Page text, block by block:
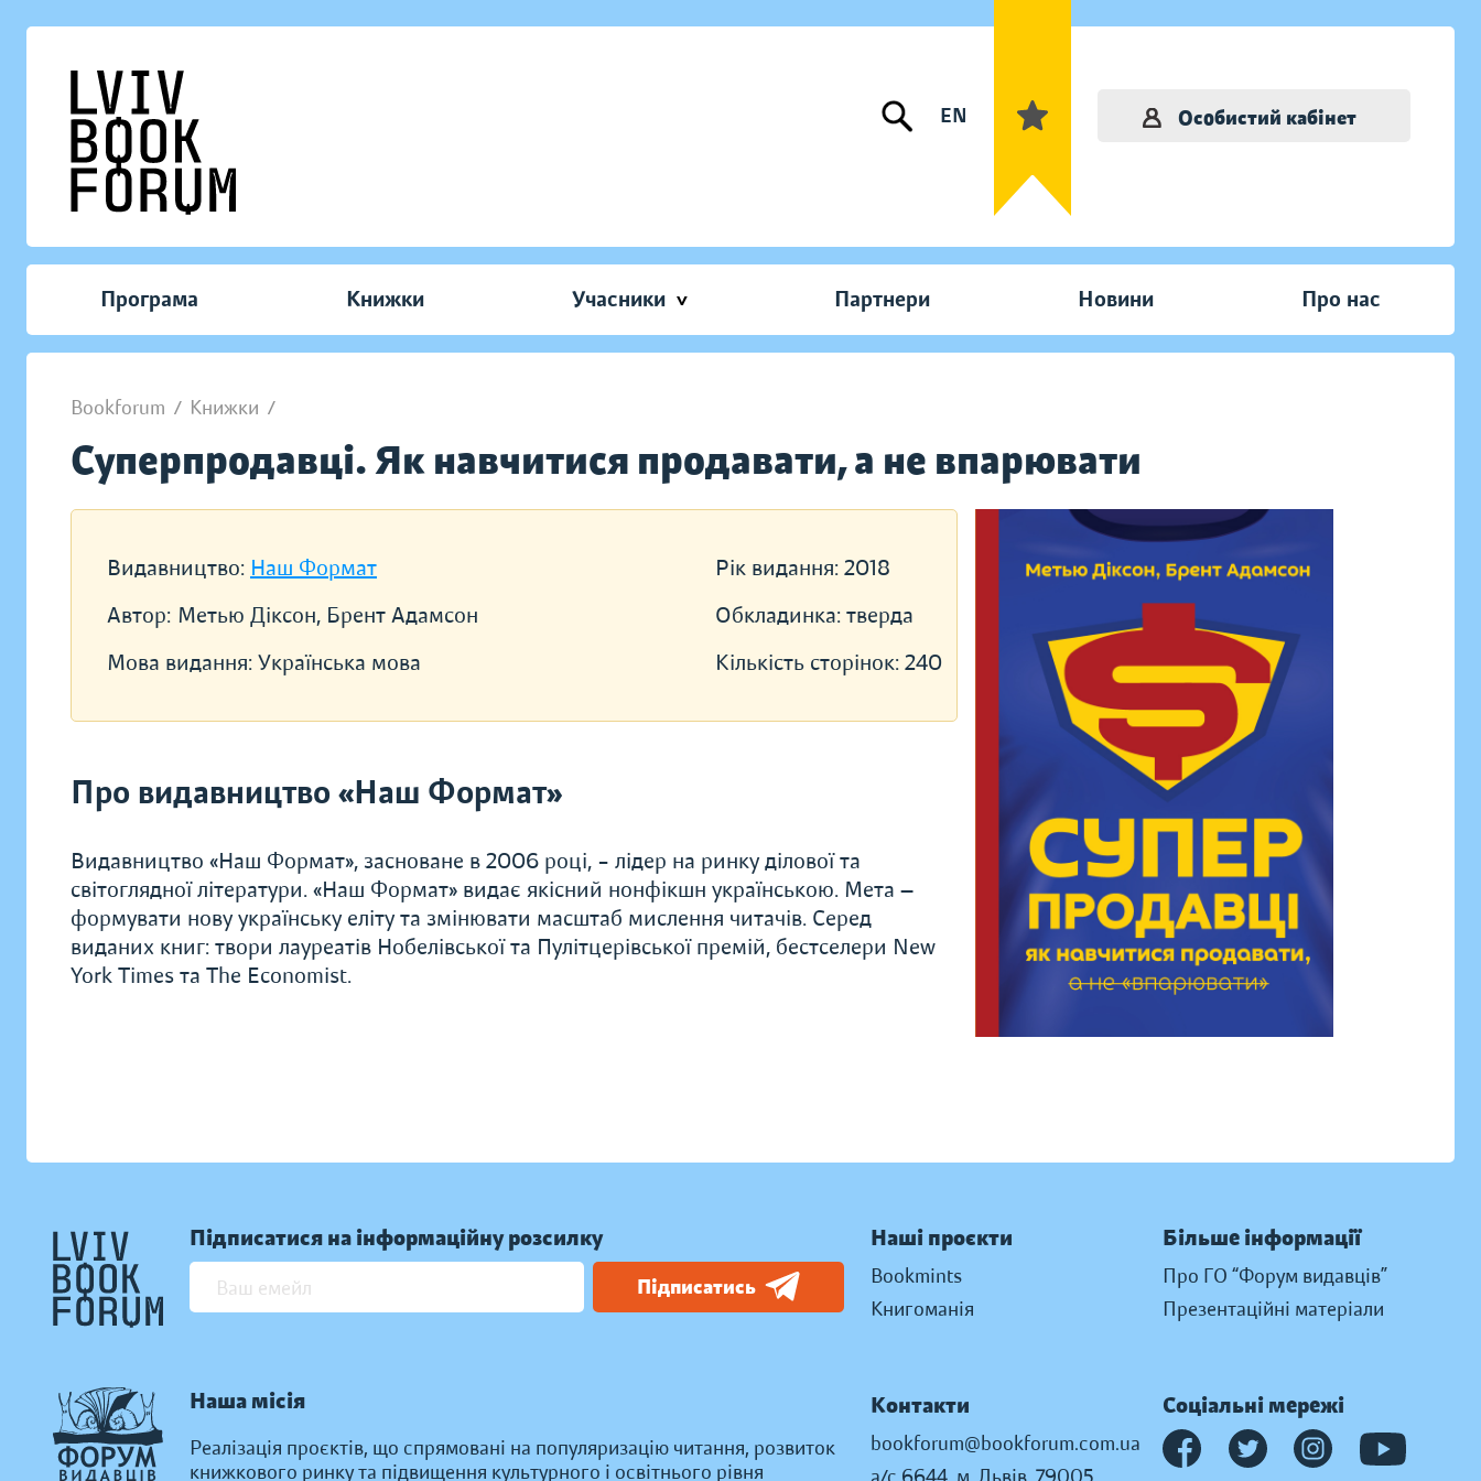
EN Особистий кабінет
Програма Книжки Учасники Партнери Новини Про нас
Bookforum / Книжки /
Суперпродавці. Як навчитися продавати, а не впарювати
Видавництво: Наш Формат
Автор: Метью Діксон, Брент Адамсон
Мова видання: Українська мова
Рік видання: 2018
Обкладинка: тверда
Кількість сторінок: 240
Про видавництво «Наш Формат»
Видавництво «Наш Формат», засноване в 2006 році, – лідер на ринку ділової та
світоглядної літератури. «Наш Формат» видає якісний нонфікшн українською. Мета —
формувати нову українську еліту та змінювати масштаб мислення читачів. Серед
виданих книг: твори лауреатів Нобелівської та Пулітцерівської премій, бестселери New
York Times та The Economist.
Підписатися на інформаційну розсилку
Підписатись
Наша місія
Реалізація проєктів, що спрямовані на популяризацію читання, розвиток
книжкового ринку та підвищення культурного і освітнього рівня
Наші проєкти
Bookmints
Книгоманія
Більше інформації
Про ГО “Форум видавців”
Презентаційні матеріали
Контакти
bookforum@bookforum.com.ua
Соціальні мережі